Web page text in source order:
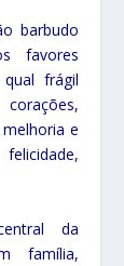
barbudo
favores
frágil
e
da
família,